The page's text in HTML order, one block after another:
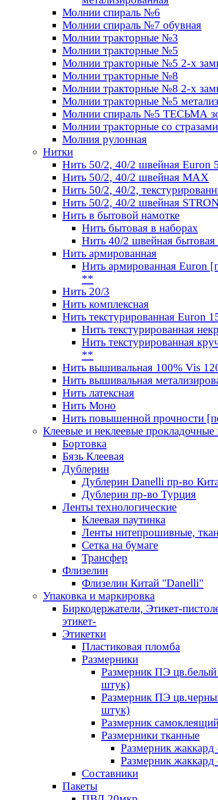
Молнии спираль №6
Молнии спираль №7 обувная
Молнии тракторные №3
Молнии тракторные №5
Молнии тракторные №5 2-х
Молнии тракторные №8
Молнии тракторные №8 2-х
Молнии тракторные №5
Молнии спираль №5 ТЕСЬМА
Молнии тракторные со стразами
Молния рулонная
Нитки
Нить 50/2, 40/2 швейная Euron
Нить 50/2, 40/2 швейная МАХ
Нить 50/2, 40/2,
Нить 50/2, 40/2 швейная
Нить в бытовой намотке
Нить бытовая в наборах
Нить 40/2 швейная бытовая
Нить армированная
Нить армированная Euron
**
Нить 20/3
Нить комплексная
Нить текстурированная Euron
Нить текстурированная
Нить текстурированная
**
Нить вышивальная 100% Vis
Нить вышивальная
Нить латексная
Нить Моно
Нить повышенной прочности
Клеевые и неклеевые прокладочные
Бортовка
Бязь Клеевая
Дублерин
Дублерин Danelli пр-во
Дублерин пр-во Турция
Ленты технологические
Клеевая паутинка
Ленты нитепрошивные,
Сетка на бумаге
Трансфер
Флизелин
Флизелин Китай "Danelli"
Упаковка и маркировка
Биркодержатели, Этикет-
этикет-
Этикетки
Пластиковая пломба
Размерники
Размерник ПЭ цв.белый
штук)
Размерник ПЭ
штук)
Размерник
Размерники тканные
Размерник
Размерник
Составники
Пакеты